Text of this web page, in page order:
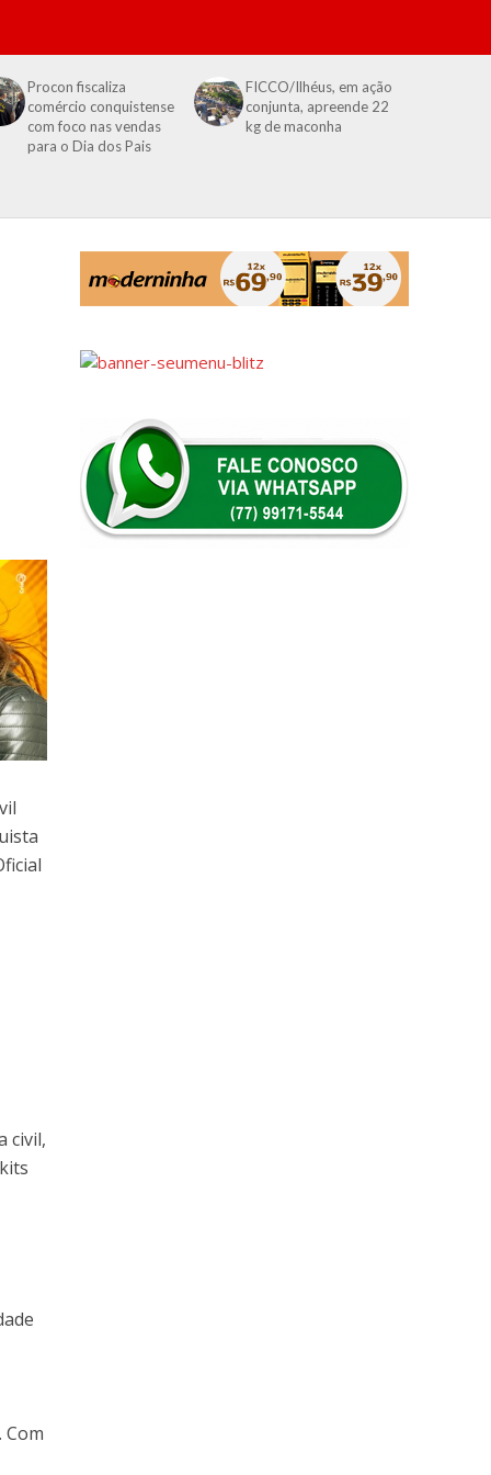
Procon fiscaliza
comércio conquistense
com foco nas vendas
para o Dia dos Pais
FICCO/Ilhéus, em ação
conjunta, apreende 22
kg de maconha
civil,